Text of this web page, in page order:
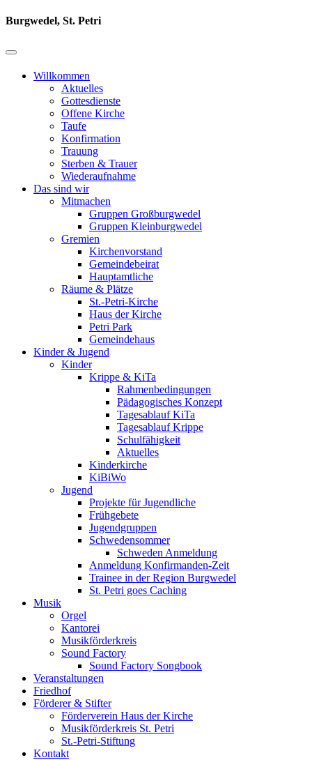
Burgwedel, St. Petri
Willkommen
Aktuelles
Gottesdienste
Offene Kirche
Taufe
Konfirmation
Trauung
Sterben & Trauer
Wiederaufnahme
Das sind wir
Mitmachen
Gruppen Großburgwedel
Gruppen Kleinburgwedel
Gremien
Kirchenvorstand
Gemeindebeirat
Hauptamtliche
Räume & Plätze
St.-Petri-Kirche
Haus der Kirche
Petri Park
Gemeindehaus
Kinder & Jugend
Kinder
Krippe & KiTa
Rahmenbedingungen
Pädagogisches Konzept
Tagesablauf KiTa
Tagesablauf Krippe
Schulfähigkeit
Aktuelles
Kinderkirche
KiBiWo
Jugend
Projekte für Jugendliche
Frühgebete
Jugendgruppen
Schwedensommer
Schweden Anmeldung
Anmeldung Konfirmanden-Zeit
Trainee in der Region Burgwedel
St. Petri goes Caching
Musik
Orgel
Kantorei
Musikförderkreis
Sound Factory
Sound Factory Songbook
Veranstaltungen
Friedhof
Förderer & Stifter
Förderverein Haus der Kirche
Musikförderkreis St. Petri
St.-Petri-Stiftung
Kontakt